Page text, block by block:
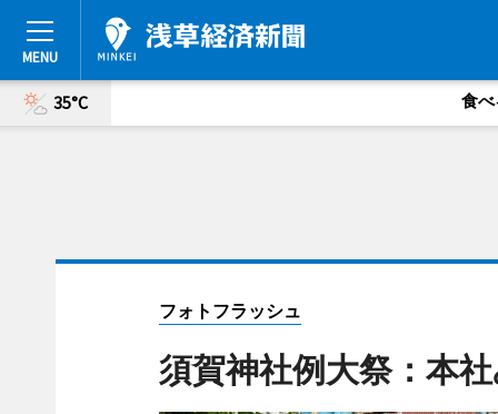
35°C 食べ
フォトフラッシュ
須賀神社例大祭：本